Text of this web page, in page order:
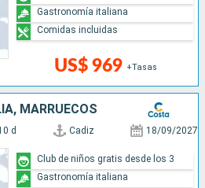
US$ 969 +Tasas
Gastronomía italiana
Comidas incluidas
MARRUECOS
d Cadiz 18/09/2027
Club de niños gratis desde los 3
Gastronomía italiana